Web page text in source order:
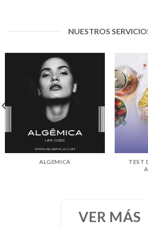
NUESTROS
ALGEMICA
TEST
VER MÁS